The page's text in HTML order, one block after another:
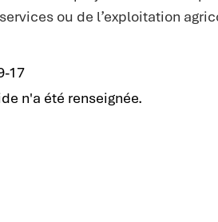
ou de l’exploitation
17
n'a été renseignée.